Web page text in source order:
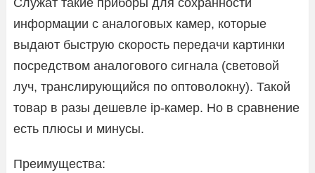
информации с аналоговых камер, которые
выдают быструю скорость передачи картинки
посредством аналогового сигнала (световой
луч, транслирующийся по оптоволокну). Такой
товар в разы дешевле ip-камер. Но в сравнение
есть плюсы и минусы.
Преимущества: